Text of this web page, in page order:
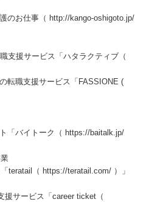
のお仕事（ http://kango-oshigoto.jp/
支援サービス「ハタラクティブ（
転職支援サービス「FASSIONE (
「バイトーク（ https://baitalk.jp/
teratail（ https://teratail.com/ ）」
援サービス「career ticket（